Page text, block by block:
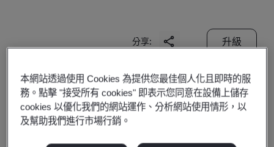
分享: 升級
Yihe Plastic & Electronic
Products (Shenzhen) Co., Ltd.
本網站透過使用 Cookies 為提供您最佳個人化且即時的服
務。點擊 "接受所有 cookies" 即表示您同意在設備上儲存
cookies 以優化我們的網站運作、分析網站使用情形，以
及幫助我們進行市場行銷。